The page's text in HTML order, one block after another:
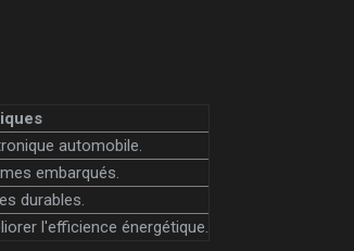
automobile.
embarqués.
durables.
l'efficience énergétique.